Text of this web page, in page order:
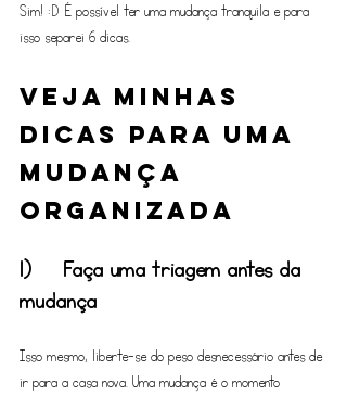
Sim! :D É possível ter uma mudança tranquila e para
isso separei 6 dicas.
Veja minhas
dicas para uma
mudança
organizada
1)	Faça uma triagem antes da
mudança
Isso mesmo, liberte-se do peso desnecessário antes de
ir para a casa nova. Uma mudança é o momento